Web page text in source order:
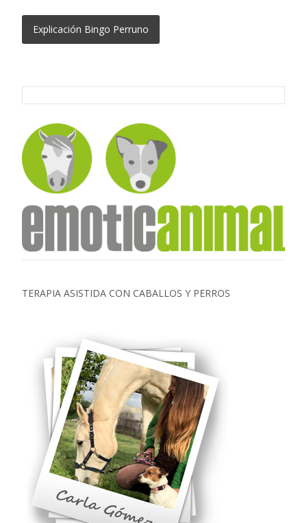
Explicación Bingo Perruno
TERAPIA ASISTIDA CON CABALLOS Y PERROS